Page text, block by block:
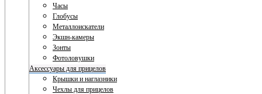
Часы
Глобусы
Металлоискатели
Экшн-камеры
Зонты
Фотоловушки
Аксессуары для прицелов
Крышки и наглазники
Чехлы для прицелов